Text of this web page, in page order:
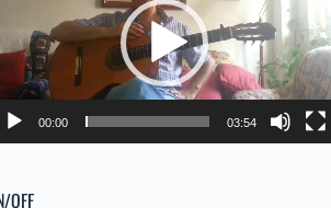
00:00 03:54
OFF